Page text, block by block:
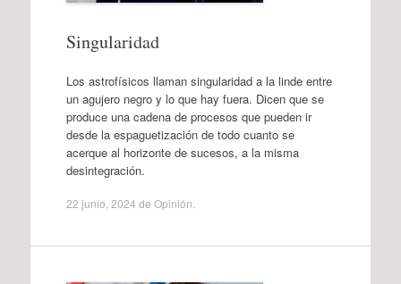
Singularidad
Los astrofísicos llaman singularidad a la linde entre
un agujero negro y lo que hay fuera. Dicen que se
produce una cadena de procesos que pueden ir
desde la espaguetización de todo cuanto se
acerque al horizonte de sucesos, a la misma
desintegración.
22 junio, 2024 de Opinión